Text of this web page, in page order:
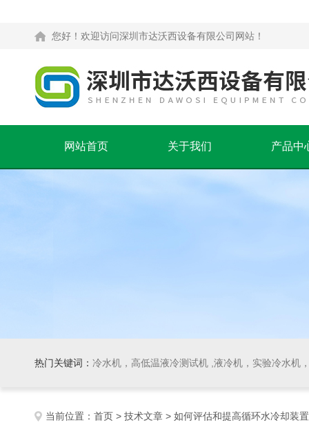
您好！欢迎访问深圳市达沃西设备有限公司网站！
网站首页 关于我们 产品中
热门关键词： 冷水机，高低温液冷测试机 ,液冷机，实验冷水机，
当前位置： 首页 > 技术文章 > 如何评估和提高循环水冷却装